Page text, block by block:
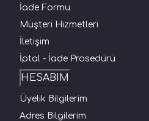
İade Formu
Müşteri Hizmetleri
İletişim
İptal - İade Prosedürü
HESABIM
Üyelik Bilgilerim
Adres Bilgilerim